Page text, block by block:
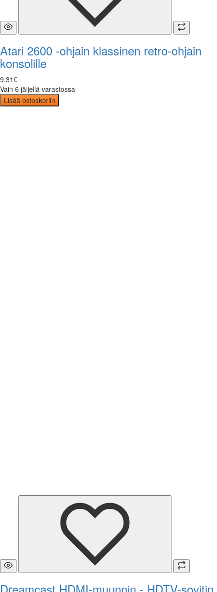
Atari 2600 -ohjain klassinen retro-ohjain
konsolille
9,31€
Vain 6 jäljellä varastossa
Lisää ostoskoriin